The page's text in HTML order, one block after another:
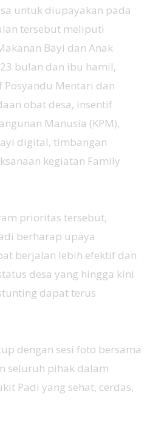
untuk diupayakan pada
tersebut meliputi
Bayi dan Anak
bulan dan ibu hamil,
Mentari dan
obat desa, insentif
Manusia (KPM),
digital, timbangan
kegiatan Family
prioritas tersebut,
berharap upaya
berjalan lebih efektif dan
desa yang hingga kini
dapat terus
dengan sesi foto bersama
seluruh pihak dalam
Padi yang sehat, cerdas,